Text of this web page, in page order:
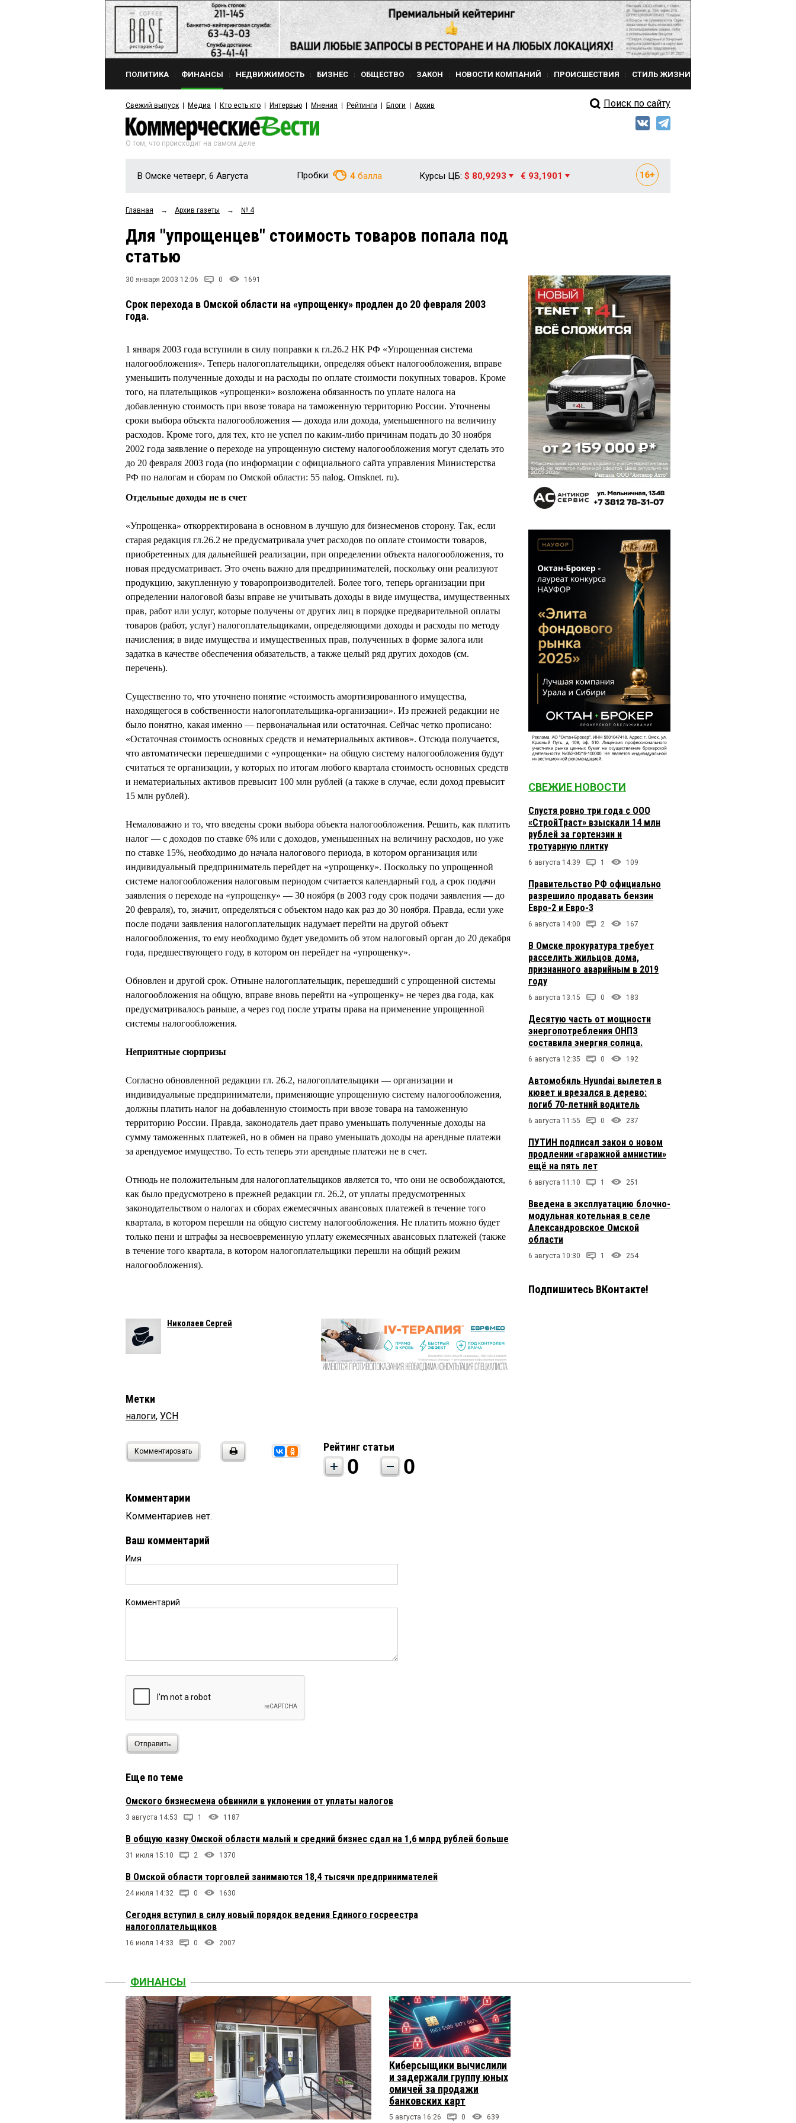
ПОЛИТИКА ФИНАНСЫ НЕДВИЖИМОСТЬ БИЗНЕС ОБЩЕСТВО ЗАКОН НОВОСТИ КОМПАНИЙ ПРОИСШЕСТВИЯ СТИЛЬ ЖИЗНИ
Свежий выпуск Медиа Кто есть кто Интервью Мнения Рейтинги Блоги Архив Поиск по сайту
О том, что происходит на самом деле
В Омске четверг, 6 Августа Пробки: 4 балла Курсы ЦБ: $ 80,9293 € 93,1901
Главная → Архив газеты → № 4
Для "упрощенцев" стоимость товаров попала под
статью
30 января 2003 12:06 0 1691
Срок перехода в Омской области на «упрощенку» продлен до 20 февраля 2003
года.
1 января 2003 года вступили в силу поправки к гл.26.2 НК РФ «Упрощенная система
налогообложения». Теперь налогоплательщики, определяя объект налогообложения, вправе
уменьшить полученные доходы и на расходы по оплате стоимости покупных товаров. Кроме
того, на плательщиков «упрощенки» возложена обязанность по уплате налога на
добавленную стоимость при ввозе товара на таможенную территорию России. Уточнены
сроки выбора объекта налогообложения — дохода или дохода, уменьшенного на величину
расходов. Кроме того, для тех, кто не успел по каким-либо причинам подать до 30 ноября
2002 года заявление о переходе на упрощенную систему налогообложения могут сделать это
до 20 февраля 2003 года (по информации с официального сайта управления Министерства
РФ по налогам и сборам по Омской области: 55 nalog. Omsknet. ru).
Отдельные доходы не в счет
«Упрощенка» откорректирована в основном в лучшую для бизнесменов сторону. Так, если
старая редакция гл.26.2 не предусматривала учет расходов по оплате стоимости товаров,
приобретенных для дальнейшей реализации, при определении объекта налогообложения, то
новая предусматривает. Это очень важно для предпринимателей, поскольку они реализуют
продукцию, закупленную у товаропроизводителей. Более того, теперь организации при
определении налоговой базы вправе не учитывать доходы в виде имущества, имущественных
прав, работ или услуг, которые получены от других лиц в порядке предварительной оплаты
товаров (работ, услуг) налогоплательщиками, определяющими доходы и расходы по методу
начисления; в виде имущества и имущественных прав, полученных в форме залога или
задатка в качестве обеспечения обязательств, а также целый ряд других доходов (см.
перечень).
Существенно то, что уточнено понятие «стоимость амортизированного имущества,
находящегося в собственности налогоплательщика-организации». Из прежней редакции не
было понятно, какая именно — первоначальная или остаточная. Сейчас четко прописано:
«Остаточная стоимость основных средств и нематериальных активов». Отсюда получается,
что автоматически перешедшими с «упрощенки» на общую систему налогообложения будут
считаться те организации, у которых по итогам любого квартала стоимость основных средств
и нематериальных активов превысит 100 млн рублей (а также в случае, если доход превысит
15 млн рублей).
Немаловажно и то, что введены сроки выбора объекта налогообложения. Решить, как платить
налог — с доходов по ставке 6% или с доходов, уменьшенных на величину расходов, но уже
по ставке 15%, необходимо до начала налогового периода, в котором организация или
индивидуальный предприниматель перейдет на «упрощенку». Поскольку по упрощенной
системе налогообложения налоговым периодом считается календарный год, а срок подачи
заявления о переходе на «упрощенку» — 30 ноября (в 2003 году срок подачи заявления — до
20 февраля), то, значит, определяться с объектом надо как раз до 30 ноября. Правда, если уже
после подачи заявления налогоплательщик надумает перейти на другой объект
налогообложения, то ему необходимо будет уведомить об этом налоговый орган до 20 декабря
года, предшествующего году, в котором он перейдет на «упрощенку».
Обновлен и другой срок. Отныне налогоплательщик, перешедший с упрощенной системы
налогообложения на общую, вправе вновь перейти на «упрощенку» не через два года, как
предусматривалось раньше, а через год после утраты права на применение упрощенной
системы налогообложения.
Неприятные сюрпризы
Согласно обновленной редакции гл. 26.2, налогоплательщики — организации и
индивидуальные предприниматели, применяющие упрощенную систему налогообложения,
должны платить налог на добавленную стоимость при ввозе товара на таможенную
территорию России. Правда, законодатель дает право уменьшать полученные доходы на
сумму таможенных платежей, но в обмен на право уменьшать доходы на арендные платежи
за арендуемое имущество. То есть теперь эти арендные платежи не в счет.
Отнюдь не положительным для налогоплательщиков является то, что они не освобождаются,
как было предусмотрено в прежней редакции гл. 26.2, от уплаты предусмотренных
законодательством о налогах и сборах ежемесячных авансовых платежей в течение того
квартала, в котором перешли на общую систему налогообложения. Не платить можно будет
только пени и штрафы за несвоевременную уплату ежемесячных авансовых платежей (также
в течение того квартала, в котором налогоплательщики перешли на общий режим
налогообложения).
Николаев Сергей
Метки
налоги, УСН
Комментировать Рейтинг статьи
0 0
Комментарии
Комментариев нет.
Ваш комментарий
Имя
Комментарий
Отправить
Еще по теме
Омского бизнесмена обвинили в уклонении от уплаты налогов
3 августа 14:53 1 1187
В общую казну Омской области малый и средний бизнес сдал на 1,6 млрд рублей больше
31 июля 15:10 2 1370
В Омской области торговлей занимаются 18,4 тысячи предпринимателей
24 июля 14:32 0 1630
Сегодня вступил в силу новый порядок ведения Единого госреестра
налогоплательщиков
16 июля 14:33 0 2007
СВЕЖИЕ НОВОСТИ
Спустя ровно три года с ООО
«СтройТраст» взыскали 14 млн
рублей за гортензии и
тротуарную плитку
6 августа 14:39 1 109
Правительство РФ официально
разрешило продавать бензин
Евро-2 и Евро-3
6 августа 14:00 2 167
В Омске прокуратура требует
расселить жильцов дома,
признанного аварийным в 2019
году
6 августа 13:15 0 183
Десятую часть от мощности
энергопотребления ОНПЗ
составила энергия солнца.
6 августа 12:35 0 192
Автомобиль Hyundai вылетел в
кювет и врезался в дерево:
погиб 70-летний водитель
6 августа 11:55 0 237
ПУТИН подписал закон о новом
продлении «гаражной амнистии»
ещё на пять лет
6 августа 11:10 1 251
Введена в эксплуатацию блочно-
модульная котельная в селе
Александровское Омской
области
6 августа 10:30 1 254
Подпишитесь ВКонтакте!
ФИНАНСЫ
Киберсыщики вычислили
и задержали группу юных
омичей за продажи
банковских карт
5 августа 16:26 0 639